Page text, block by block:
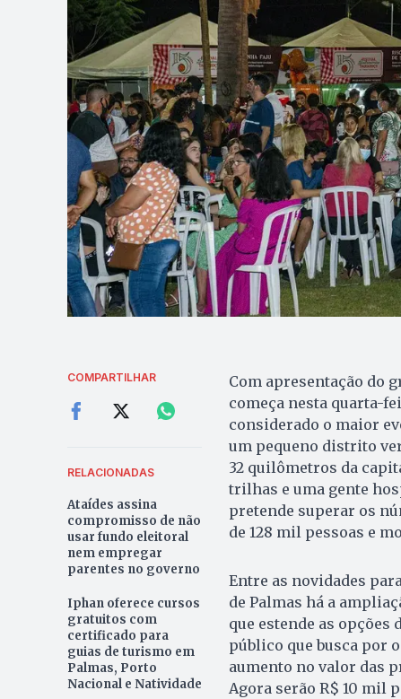
COMPARTILHAR
RELACIONADAS
Ataídes assina
compromisso de não
usar fundo eleitoral
nem empregar
parentes no governo
Iphan oferece cursos
gratuitos com
certificado para
guias de turismo em
Palmas, Porto
Nacional e Natividade
Com apresentação do
começa nesta quarta-
considerado o maior
um pequeno distrito
32 quilômetros da
trilhas e uma gente
pretende superar os
de 128 mil pessoas e
Entre as novidades
de Palmas há a
que estende as
público que busca por
aumento no valor das
Agora serão R$ 10 mil